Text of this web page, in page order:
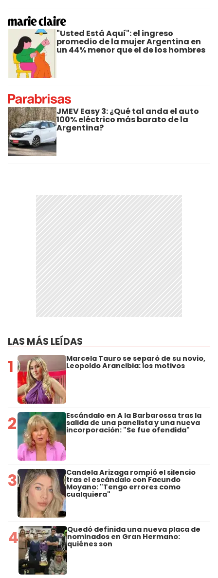
"Usted Está Aquí": el ingreso
promedio de la mujer Argentina en
un 44% menor que el de los hombres
JMEV Easy 3: ¿Qué tal anda el auto
100% eléctrico más barato de la
Argentina?
LAS MÁS LEÍDAS
1 Marcela Tauro se separó de su novio,
Leopoldo Arancibia: los motivos
2 Escándalo en A la Barbarossa tras la
salida de una panelista y una nueva
incorporación: "Se fue ofendida"
3 Candela Arizaga rompió el silencio
tras el escándalo con Facundo
Moyano: "Tengo errores como
cualquiera"
4 Quedó definida una nueva placa de
nominados en Gran Hermano:
quiénes son